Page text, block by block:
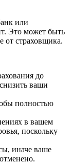
или
Это может быть
от страховщика.
до
ваши
полностью
в вашем
поскольку
иначе ваше